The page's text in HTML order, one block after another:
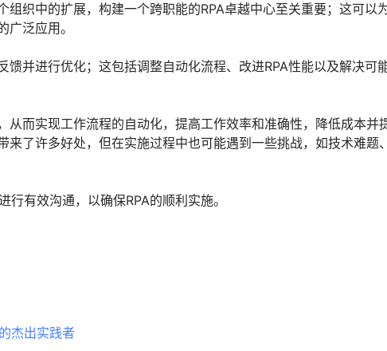
组织中的扩展，构建一个跨职能的RPA卓越中心至关重要；这可以
泛应用。
馈并进行优化；这包括调整自动化流程、改进RPA性能以及解决可
从而实现工作流程的自动化，提高工作效率和准确性，降低成本并
了许多好处，但在实施过程中也可能遇到一些挑战，如技术难题、
有效沟通，以确保RPA的顺利实施。
杰出实践者